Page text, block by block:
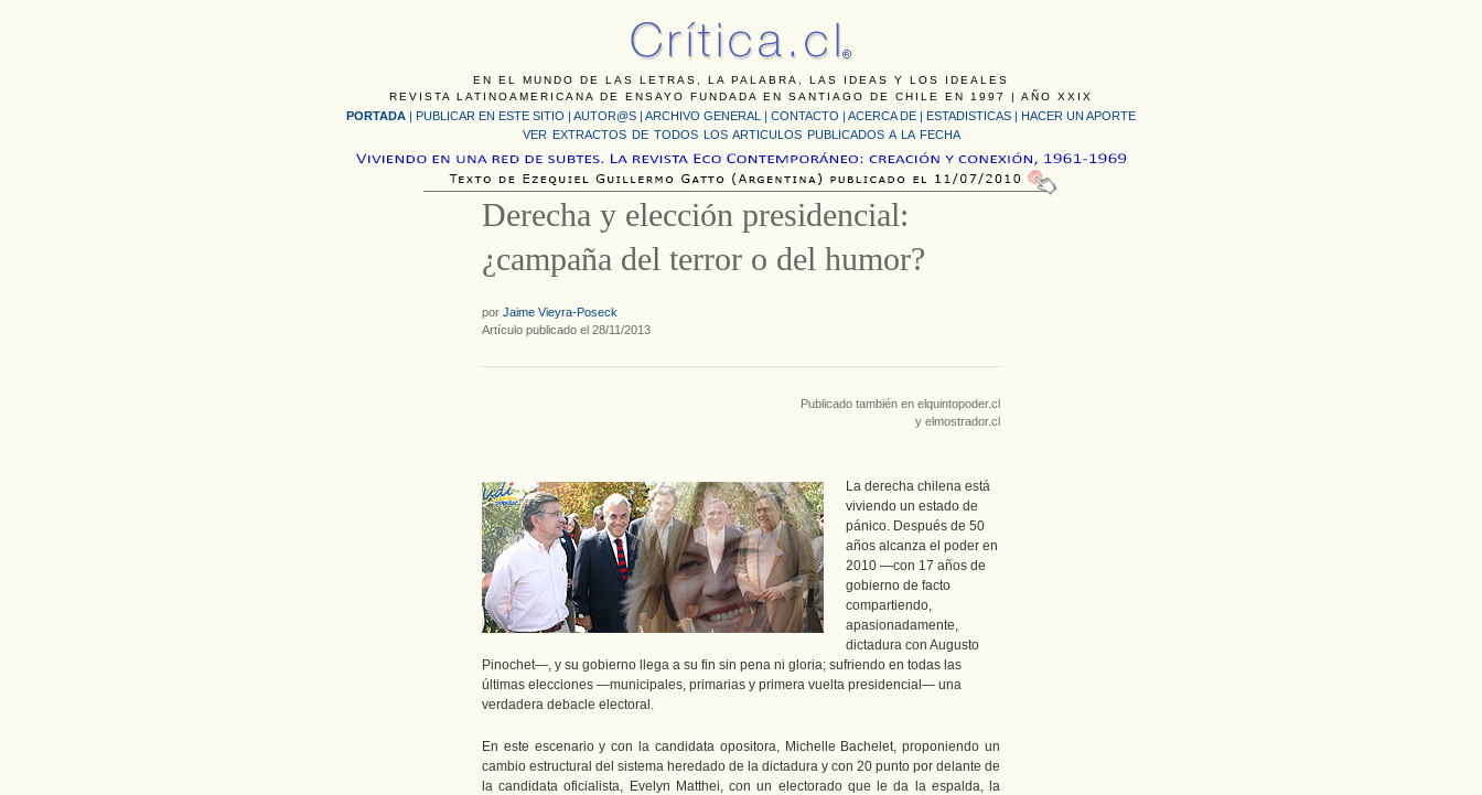
EN EL MUNDO DE LAS LETRAS, LA PALABRA, LAS IDEAS Y LOS IDEALES
REVISTA LATINOAMERICANA DE ENSAYO FUNDADA EN SANTIAGO DE CHILE EN 1997 | AÑO XXIX
PORTADA | PUBLICAR EN ESTE SITIO | AUTOR@S | ARCHIVO GENERAL | CONTACTO | ACERCA DE | ESTADISTICAS | HACER UN APORTE
VER EXTRACTOS DE TODOS LOS ARTICULOS PUBLICADOS A LA FECHA
Derecha y elección presidencial:
¿campaña del terror o del humor?
por Jaime Vieyra-Poseck
Artículo publicado el 28/11/2013
Publicado también en elquintopoder.cl
y elmostrador.cl
La derecha chilena está
viviendo un estado de
pánico. Después de 50
años alcanza el poder en
2010 —con 17 años de
gobierno de facto
compartiendo,
apasionadamente,
dictadura con Augusto
Pinochet—, y su gobierno llega a su fin sin pena ni gloria; sufriendo en todas las
últimas elecciones —municipales, primarias y primera vuelta presidencial— una
verdadera debacle electoral.
En este escenario y con la candidata opositora, Michelle Bachelet, proponiendo un
cambio estructural del sistema heredado de la dictadura y con 20 punto por delante de
la candidata oficialista, Evelyn Matthei, con un electorado que le da la espalda, la